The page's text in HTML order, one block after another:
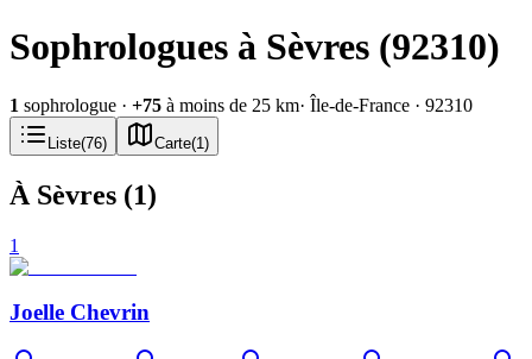
Sophrologues à Sèvres (92310)
1 sophrologue · +75 à moins de 25 km· Île-de-France · 92310
Liste(76) Carte(1 )
À Sèvres (1)
1
Joelle Chevrin